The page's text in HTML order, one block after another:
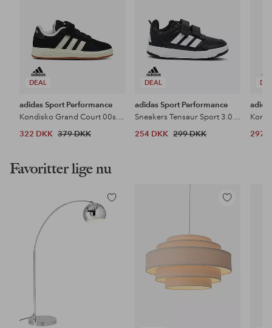
DEAL
adidas Sport Performance
Kondisko Grand Court 00s EL C
322 DKK 379 DKK
DEAL
adidas Sport Performance
Sneakers Tensaur Sport 3.0 CF K
254 DKK 299 DKK
297
Favoritter lige nu
Tilføj
til
Tilføj